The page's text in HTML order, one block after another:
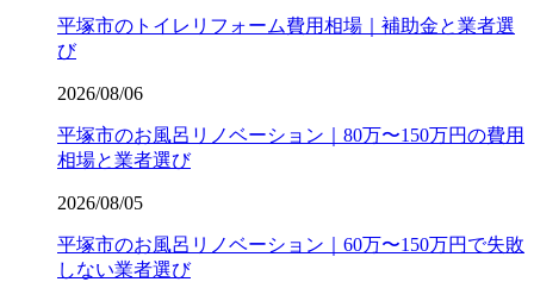
平塚市のトイレリフォーム費用相場｜補助金と業者選
び
2026/08/06
平塚市のお風呂リノベーション｜80万〜150万円の費用
相場と業者選び
2026/08/05
平塚市のお風呂リノベーション｜60万〜150万円で失敗
しない業者選び